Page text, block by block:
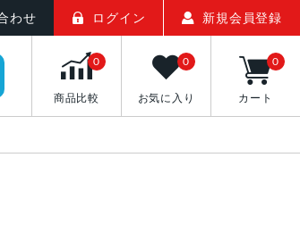
わせ ログイン 新規会員登録
商品比較
0
お気に入り
0
カート
0